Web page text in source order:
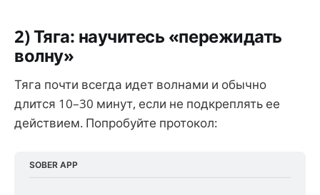
2) Тяга: научитесь «пережидать
волну»
Тяга почти всегда идет волнами и обычно
длится 10–30 минут, если не подкреплять ее
действием. Попробуйте протокол:
SOBER APP